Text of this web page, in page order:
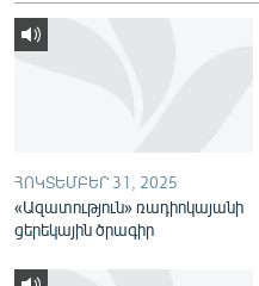
ՓՈԴՔԱՍԹ
Русский
ՀԵՏԵՎԵՔ ՄԵԶ
ՀՈԿՏԵՄԲԵՐ 31, 2025
«Ազատություն» ռադիոկայանի
ցերեկային ծրագիր